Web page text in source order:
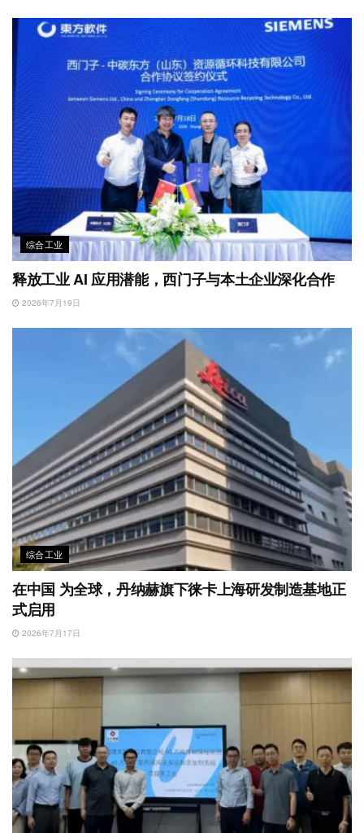
综合工业
释放工业 AI 应用潜能，西门子与本土企业深化合作
2026年7月19日
综合工业
在中国 为全球，丹纳赫旗下徕卡上海研发制造基地正
式启用
2026年7月17日